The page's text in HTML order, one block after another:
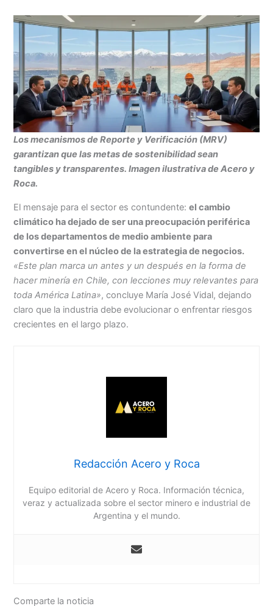
Los mecanismos de Reporte y Verificación (MRV)
garantizan que las metas de sostenibilidad sean
tangibles y transparentes. Imagen ilustrativa de Acero y
Roca.
El mensaje para el sector es contundente:el cambio
climático ha dejado de ser una preocupación periférica
de los departamentos de medio ambiente para
convertirse en el núcleo de la estrategia de negocios.
«Este plan marca un antes y un después en la forma de
hacer minería en Chile, con lecciones muy relevantes para
toda América Latina», concluye María José Vidal, dejando
claro que la industria debe evolucionar o enfrentar riesgos
crecientes en el largo plazo.
Redacción Acero y Roca
Equipo editorial de Acero y Roca. Información técnica,
veraz y actualizada sobre el sector minero e industrial de
Argentina y el mundo.
Comparte la noticia